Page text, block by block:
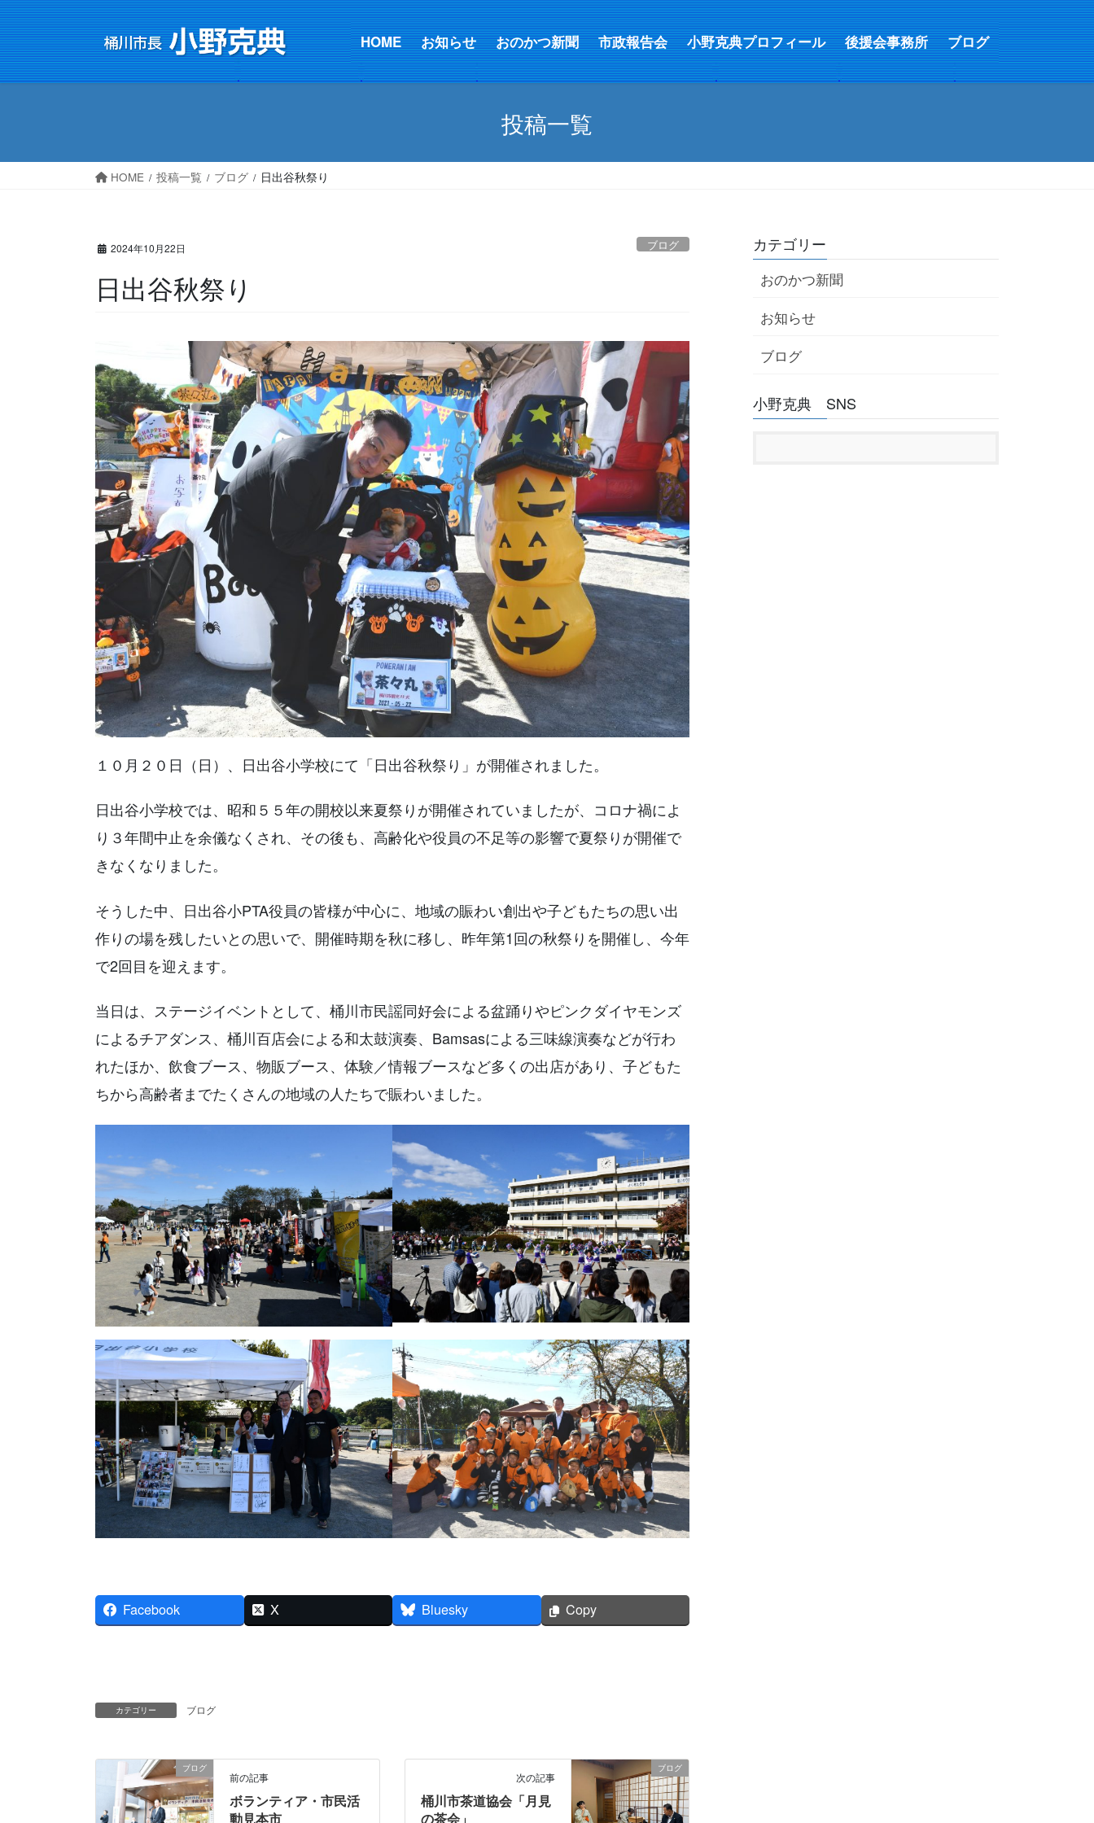
コ
ン
テ
ン
キ
ナ
ビ
ゲ
ー
に
HOME お知らせ おのかつ新聞 市政報告会 小野克典プロフィール 後援会事務所 ブログ
投稿一覧
HOME 投稿一覧 ブログ 日出谷秋祭り
2024年10月22日 ブログ
日出谷秋祭り
１０月２０日（日）、日出谷小学校にて「日出谷秋祭り」が開催されました。
日出谷小学校では、昭和５５年の開校以来夏祭りが開催されていましたが、コロナ禍によ
り３年間中止を余儀なくされ、その後も、高齢化や役員の不足等の影響で夏祭りが開催で
きなくなりました。
そうした中、日出谷小PTA役員の皆様が中心に、地域の賑わい創出や子どもたちの思い出
作りの場を残したいとの思いで、開催時期を秋に移し、昨年第1回の秋祭りを開催し、今年
で2回目を迎えます。
当日は、ステージイベントとして、桶川市民謡同好会による盆踊りやピンクダイヤモンズ
によるチアダンス、桶川百店会による和太鼓演奏、Bamsasによる三味線演奏などが行わ
れたほか、飲食ブース、物販ブース、体験／情報ブースなど多くの出店があり、子どもた
ちから高齢者までたくさんの地域の人たちで賑わいました。
Facebook X Bluesky Copy
カテゴリー ブログ
ブログ
前の記事
ボランティア・市民活
動見本市
ブログ
次の記事
桶川市茶道協会「月見
の茶会」
カテゴリー
おのかつ新聞
お知らせ
ブログ
小野克典 SNS